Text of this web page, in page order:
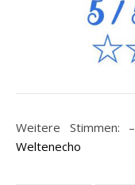
Weitere Stimmen: –
Weltenecho